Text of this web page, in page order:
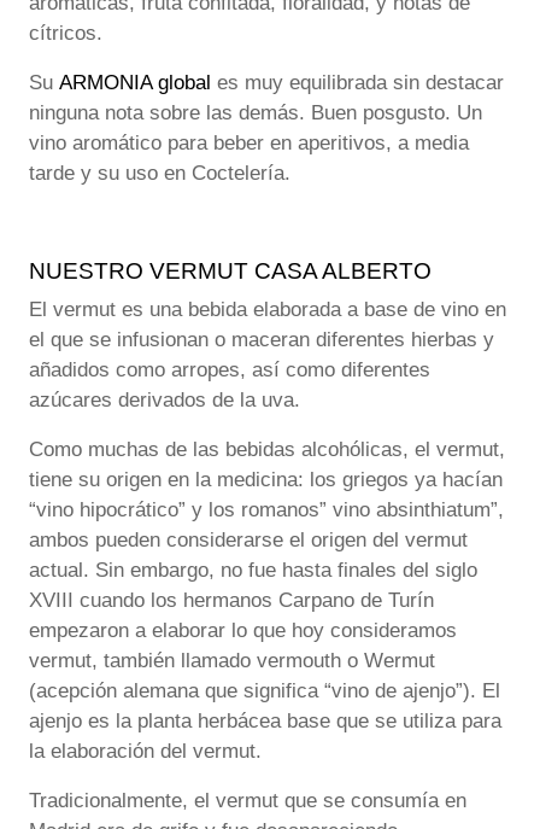
cítricos.
Su ARMONIA global es muy equilibrada sin destacar
ninguna nota sobre las demás. Buen posgusto. Un
vino aromático para beber en aperitivos, a media
tarde y su uso en Coctelería.
NUESTRO VERMUT CASA ALBERTO
El vermut es una bebida elaborada a base de vino en
el que se infusionan o maceran diferentes hierbas y
añadidos como arropes, así como diferentes
azúcares derivados de la uva.
Como muchas de las bebidas alcohólicas, el vermut,
tiene su origen en la medicina: los griegos ya hacían
“vino hipocrático” y los romanos” vino absinthiatum”,
ambos pueden considerarse el origen del vermut
actual. Sin embargo, no fue hasta finales del siglo
XVIII cuando los hermanos Carpano de Turín
empezaron a elaborar lo que hoy consideramos
vermut, también llamado vermouth o Wermut
(acepción alemana que significa “vino de ajenjo”). El
ajenjo es la planta herbácea base que se utiliza para
la elaboración del vermut.
Tradicionalmente, el vermut que se consumía en